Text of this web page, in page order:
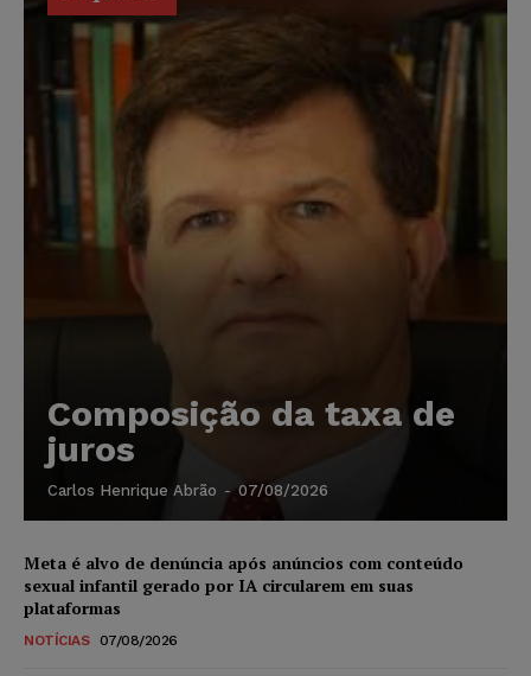
Composição da taxa de
juros
Carlos Henrique Abrão - 07/08/2026
Meta é alvo de denúncia após anúncios com conteúdo
sexual infantil gerado por IA circularem em suas
plataformas
NOTÍCIAS 07/08/2026